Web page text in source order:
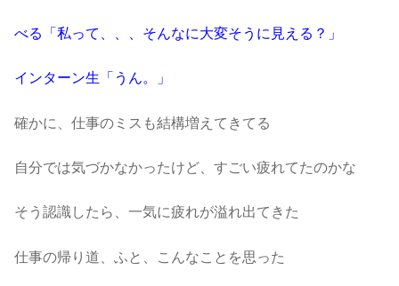
べる「私って、、、そんなに大変そうに見える？」
インターン生「うん。」
確かに、仕事のミスも結構増えてきてる
自分では気づかなかったけど、すごい疲れてたのかな
そう認識したら、一気に疲れが溢れ出てきた
仕事の帰り道、ふと、こんなことを思った